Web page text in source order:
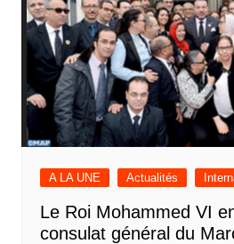
A LA UNE Actualités
Le Roi Mohammed VI
consulat général du